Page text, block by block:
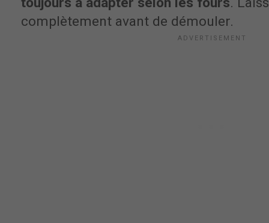
complètement avant de démouler.